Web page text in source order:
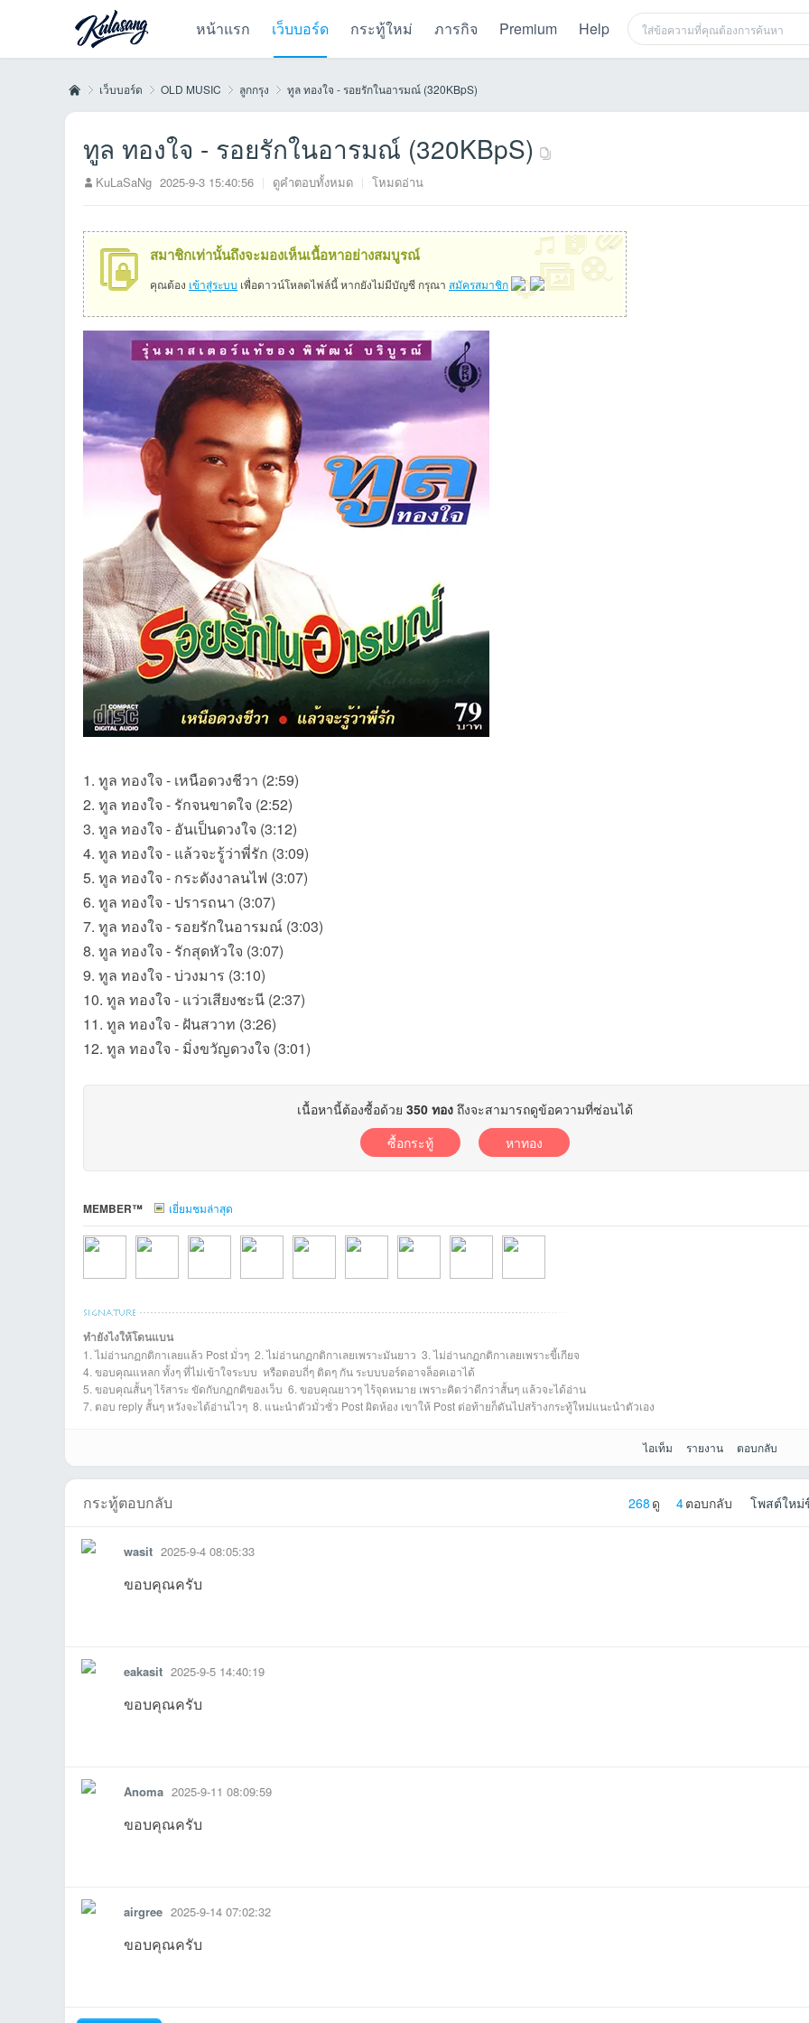
หน้าแรก เว็บบอร์ด กระทู้ใหม่ ภารกิจ Premium Help
เว็บบอร์ด OLD MUSIC ลูกกรุง ทูล ทองใจ - รอยรักในอารมณ์ (320KBpS)
ทูล ทองใจ - รอยรักในอารมณ์ (320KBpS)
KuLaSaNg 2025-9-3 15:40:56 | ดูคำตอบทั้งหมด | โหมดอ่าน
สมาชิกเท่านั้นถึงจะมองเห็นเนื้อหาอย่างสมบูรณ์
คุณต้อง เข้าสู่ระบบ เพื่อดาวน์โหลดไฟล์นี้ หากยังไม่มีบัญชี กรุณา สมัครสมาชิก
×
1. ทูล ทองใจ - เหนือดวงชีวา (2:59)
2. ทูล ทองใจ - รักจนขาดใจ (2:52)
3. ทูล ทองใจ - อันเป็นดวงใจ (3:12)
4. ทูล ทองใจ - แล้วจะรู้ว่าพี่รัก (3:09)
5. ทูล ทองใจ - กระดังงาลนไฟ (3:07)
6. ทูล ทองใจ - ปรารถนา (3:07)
7. ทูล ทองใจ - รอยรักในอารมณ์ (3:03)
8. ทูล ทองใจ - รักสุดหัวใจ (3:07)
9. ทูล ทองใจ - บ่วงมาร (3:10)
10. ทูล ทองใจ - แว่วเสียงชะนี (2:37)
11. ทูล ทองใจ - ฝันสวาท (3:26)
12. ทูล ทองใจ - มิ่งขวัญดวงใจ (3:01)
เนื้อหานี้ต้องซื้อด้วย 350 ทองถึงจะสามารถดูข้อความที่ซ่อนได้
ซื้อกระทู้
หาทอง
MEMBER™ เยี่ยมชมล่าสุด
samruaiที่2026-
03:28:30เข้าไป
Anomaที่2026-04-weeniwasที่2025-
17:57:41เข้าไป
airgreeที่2025-09-wasitที่2025-09-08eakasitที่2025-09-chaisitที่2025-09-ขุนดรที่2025-09-
ทำยังไงให้โดนแบน
1. ไม่อ่านกฏกติกาเลยแล้ว Post มั่วๆ 2. ไม่อ่านกฏกติกาเลยเพราะมันยาว 3. ไม่อ่านกฏกติกาเลยเพราะขี้เกียจ
4. ขอบคุณแหลก ทั้งๆ ที่ไม่เข้าใจระบบ หรือตอบถี่ๆ ติดๆ กัน ระบบบอร์ดอาจล็อคเอาได้
5. ขอบคุณสั้นๆ ไร้สาระ ขัดกับกฏกติของเว็บ 6. ขอบคุณยาวๆ ไร้จุดหมาย เพราะคิดว่าดีกว่าสั้นๆ แล้วจะได้อ่าน
7. ตอบ reply สั้นๆ หวังจะได้อ่านไวๆ 8. แนะนำตัวมั่วซั่ว Post ผิดห้อง เขาให้ Post ต่อท้ายก็ดันไปสร้างกระทู้ใหม่แนะนำตัวเอง
ไอเท็ม รายงาน ตอบกลับ
กระทู้ตอบกลับ โพสต์ให
268 ดู 4ตอบกลับ
wasit 2025-9-4 08:05:33
ขอบคุณครับ
eakasit 2025-9-5 14:40:19
ขอบคุณครับ
Anoma 2025-9-11 08:09:59
ขอบคุณครับ
airgree 2025-9-14 07:02:32
ขอบคุณครับ